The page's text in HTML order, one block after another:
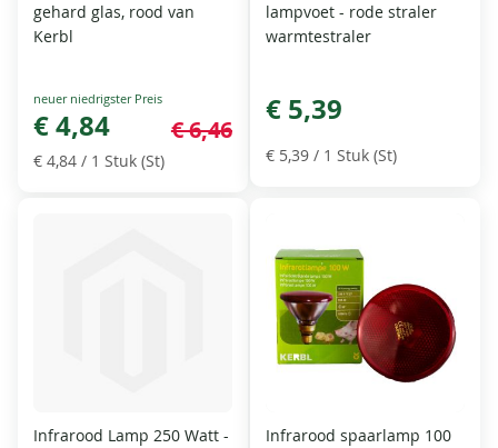
gehard glas, rood van
Kerbl
Special
Price
€ 4,84 € 6,46
€ 4,84 / 1 Stuk (St)
lampvoet - rode straler
warmtestraler
€ 5,39
€ 5,39 / 1 Stuk (St)
Infrarood Lamp 250 Watt -
Infrarood spaarlamp 100